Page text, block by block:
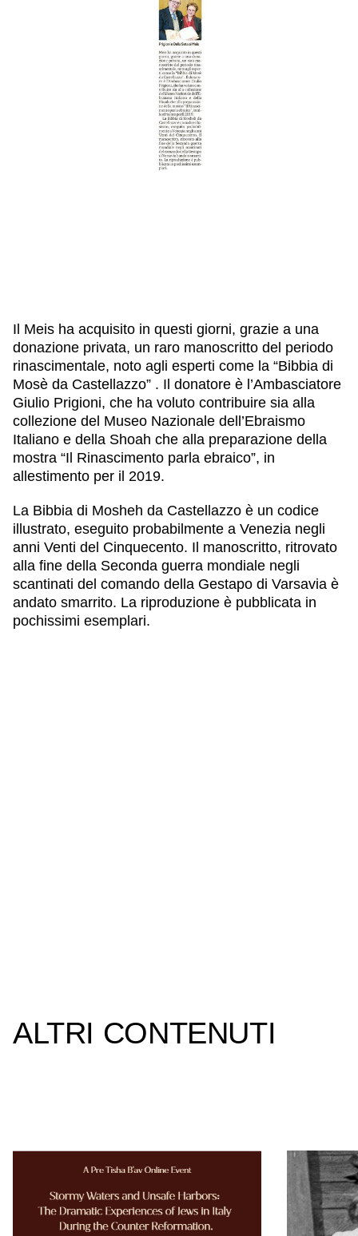
Il Meis ha acquisito in questi giorni, grazie a una
donazione privata, un raro manoscritto del periodo
rinascimentale, noto agli esperti come la “Bibbia di
Mosè da Castellazzo” . Il donatore è l’Ambasciatore
Giulio Prigioni, che ha voluto contribuire sia alla
collezione del Museo Nazionale dell’Ebraismo
Italiano e della Shoah che alla preparazione della
mostra “Il Rinascimento parla ebraico”, in
allestimento per il 2019.
La Bibbia di Mosheh da Castellazzo è un codice
illustrato, eseguito probabilmente a Venezia negli
anni Venti del Cinquecento. Il manoscritto, ritrovato
alla fine della Seconda guerra mondiale negli
scantinati del comando della Gestapo di Varsavia è
andato smarrito. La riproduzione è pubblicata in
pochissimi esemplari.
ALTRI CONTENUTI